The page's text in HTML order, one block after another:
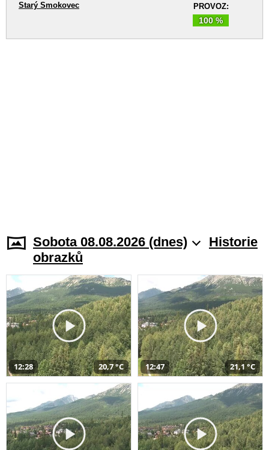
PROVOZ:
100 %
Starý Smokovec
Sobota 08.08.2026 (dnes)
Historie
obrazků
12:28 20,7 °C 12:47 21,1 °C